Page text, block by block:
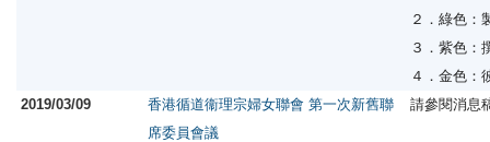
２．綠色：
３．紫色：
４．金色
2019/03/09
香港循道衞理宗婦女聯會 第一次新舊聯
席委員會議
請參閱消息